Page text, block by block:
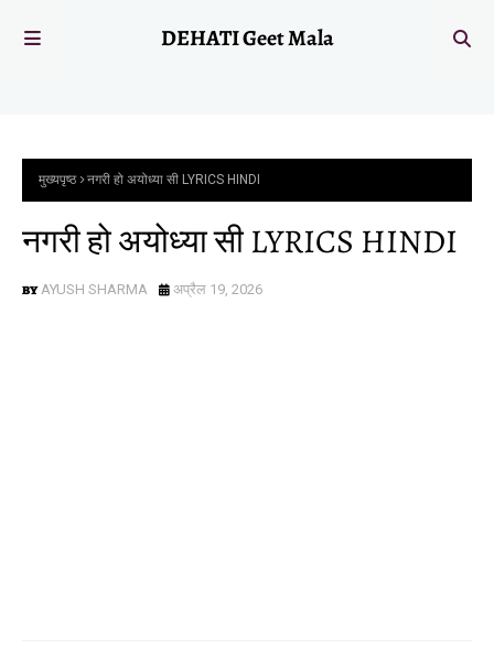
DEHATI Geet Mala
मुख्यपृष्ठ नगरी हो अयोध्या सी LYRICS HINDI
नगरी हो अयोध्या सी LYRICS HINDI
AYUSH SHARMA अप्रैल 19, 2026